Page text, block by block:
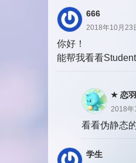
666
2018年10月23
你好！
能帮我看看
恋羽
2018
看看伪静态
学生